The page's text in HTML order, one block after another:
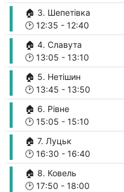
🏠 3. Шепетівка
🕑12:35 - 12:40
🏠 4. Славута
🕑13:05 - 13:10
🏠 5. Нетішин
🕑13:45 - 13:50
🏠 6. Рівне
🕑15:05 - 15:10
🏠 7. Луцьк
🕑16:30 - 16:40
🏠 8. Ковель
🕑17:50 - 18:00